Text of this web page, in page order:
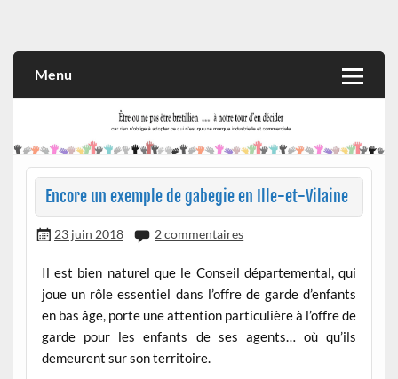
et commerciale
Menu
Encore un exemple de gabegie en Ille-et-Vilaine
23 juin 2018 2 commentaires
Il est bien naturel que le Conseil départemental, qui
joue un rôle essentiel dans l’offre de garde d’enfants
en bas âge, porte une attention particulière à l’offre de
garde pour les enfants de ses agents… où qu’ils
demeurent sur son territoire.